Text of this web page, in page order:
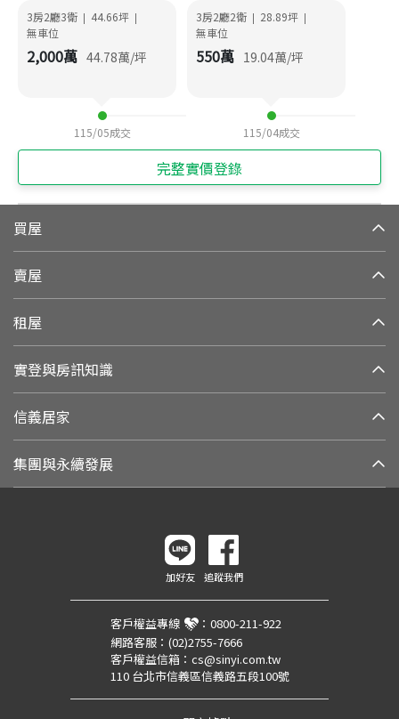
3房2廳3衛 | 44.66坪 |
無車位
2,000萬 44.78萬/坪
115/05成交
3房2廳2衛 | 28.89坪 |
無車位
550萬 19.04萬/坪
115/04成交
完整實價登錄
買屋
賣屋
租屋
實登與房訊知識
信義居家
集團與永續發展
加好友 追蹤我們
客戶權益專線 ： 0800-211-922
網路客服： (02)2755-7666
客戶權益信箱： cs@sinyi.com.tw
110 台北市信義區信義路五段100號